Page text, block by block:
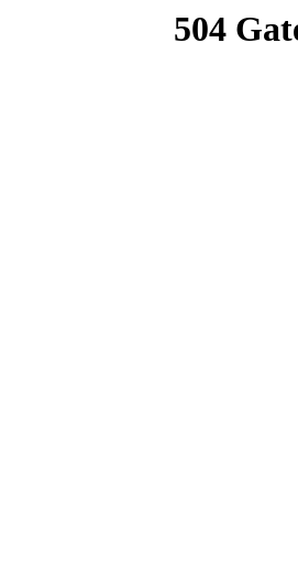
504